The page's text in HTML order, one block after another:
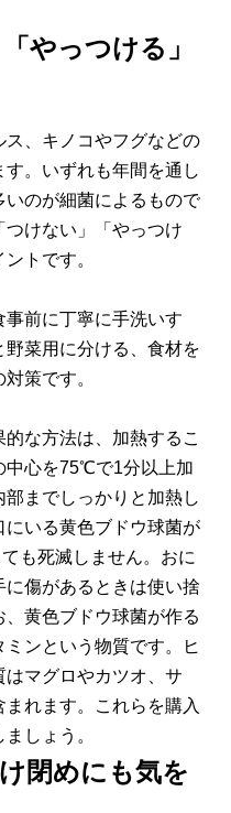
やっつける」
、キノコやフグなどの
。いずれも年間を通し
のが細菌によるもので
けない」「やっつけ
トです。
事前に丁寧に手洗いす
菜用に分ける、食材を
策です。
な方法は、加熱するこ
中心を75℃で1分以上加
までしっかりと加熱し
にいる黄色ブドウ球菌が
も死滅しません。おに
傷があるときは使い捨
黄色ブドウ球菌が作る
ンという物質です。ヒ
マグロやカツオ、サ
れます。これらを購入
しょう。
閉めにも気を